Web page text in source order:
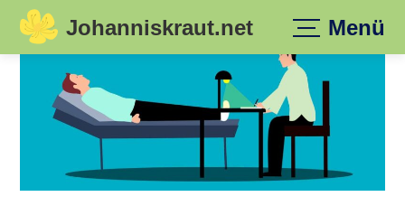
Skip
Johanniskraut.net Menü